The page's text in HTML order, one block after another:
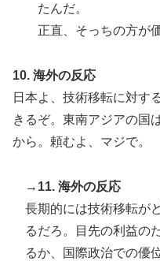
たんだ。
正直、そっちの方が
10. 海外の反応
日本よ、技術移転に対す
きるぞ。東南アジアの国
から。頼むよ、マジで。
→11. 海外の反応
長期的には技術移転が
るだろ。目先の利益の
るか、国際政治での優